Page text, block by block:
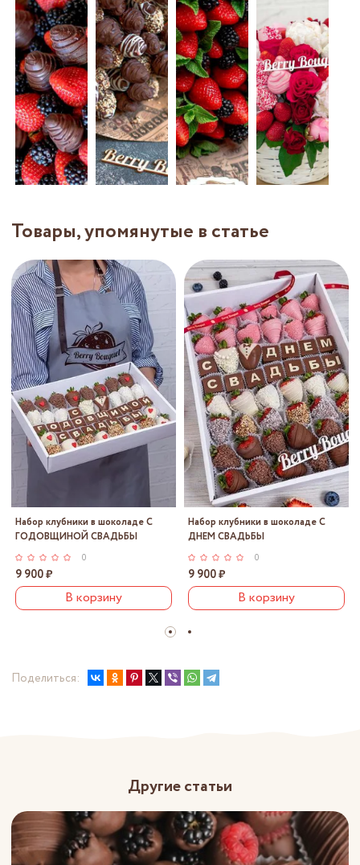
Товары, упомянутые в статье
Набор клубники в шоколаде С
ГОДОВЩИНОЙ СВАДЬБЫ
0
9 900 ₽
В корзину
Набор клубники в шоколаде С
ДНЕМ СВАДЬБЫ
0
9 900 ₽
В корзину
Поделиться:
Другие статьи